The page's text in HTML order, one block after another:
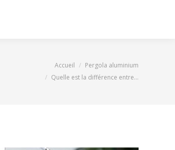
Accueil
Pergola aluminium
Quelle est la différence entre…